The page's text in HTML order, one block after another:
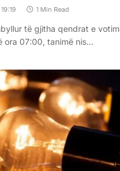
1 Min Read
të gjitha qendrat e
ora 07:00, tanimë nis…